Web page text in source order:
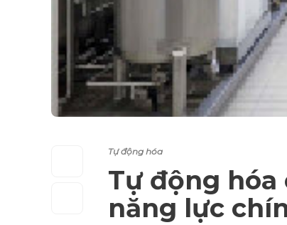
Tự động hóa
Tự động hóa
năng lực